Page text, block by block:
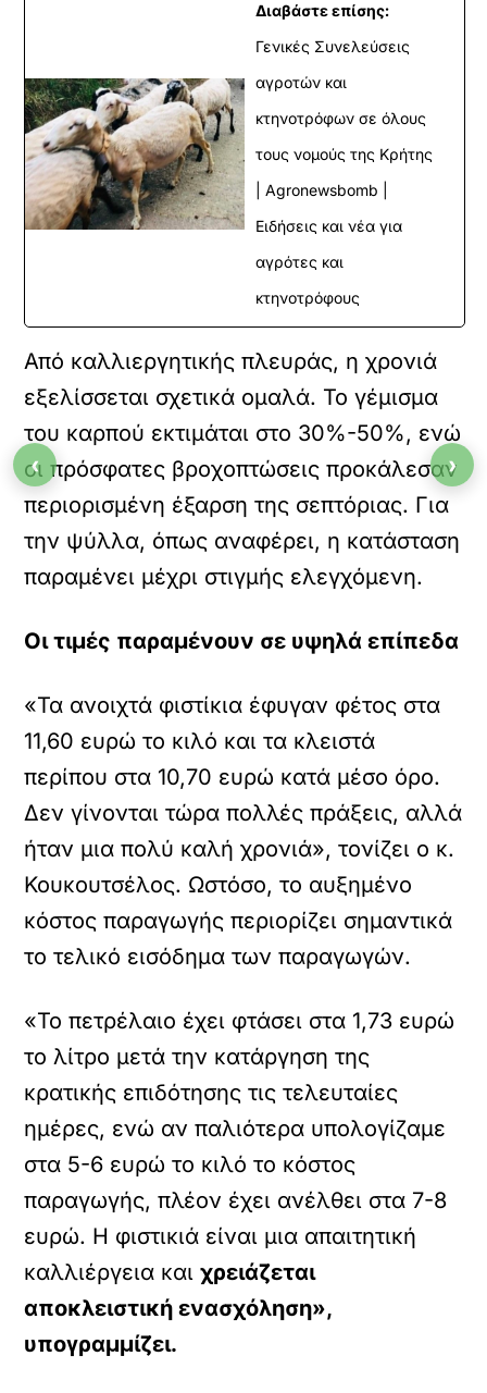
Διαβάστε επίσης:
Γενικές Συνελεύσεις
αγροτών και
κτηνοτρόφων σε όλους
τους νομούς της Κρήτης
| Agronewsbomb |
Ειδήσεις και νέα για
αγρότες και
κτηνοτρόφους
Από καλλιεργητικής πλευράς, η χρονιά
εξελίσσεται σχετικά ομαλά. Το γέμισμα
του καρπού εκτιμάται στο 30%-50%, ενώ
οι πρόσφατες βροχοπτώσεις προκάλεσαν
περιορισμένη έξαρση της σεπτόριας. Για
την ψύλλα, όπως αναφέρει, η κατάσταση
παραμένει μέχρι στιγμής ελεγχόμενη.
Οι τιμές παραμένουν σε υψηλά επίπεδα
«Τα ανοιχτά φιστίκια έφυγαν φέτος στα
11,60 ευρώ το κιλό και τα κλειστά
περίπου στα 10,70 ευρώ κατά μέσο όρο.
Δεν γίνονται τώρα πολλές πράξεις, αλλά
ήταν μια πολύ καλή χρονιά», τονίζει ο κ.
Κουκουτσέλος. Ωστόσο, το αυξημένο
κόστος παραγωγής περιορίζει σημαντικά
το τελικό εισόδημα των παραγωγών.
«Το πετρέλαιο έχει φτάσει στα 1,73 ευρώ
το λίτρο μετά την κατάργηση της
κρατικής επιδότησης τις τελευταίες
ημέρες, ενώ αν παλιότερα υπολογίζαμε
στα 5-6 ευρώ το κιλό το κόστος
παραγωγής, πλέον έχει ανέλθει στα 7-8
ευρώ. Η φιστικιά είναι μια απαιτητική
καλλιέργεια καιχρειάζεται
αποκλειστική ενασχόληση»,
υπογραμμίζει.
‹ ›